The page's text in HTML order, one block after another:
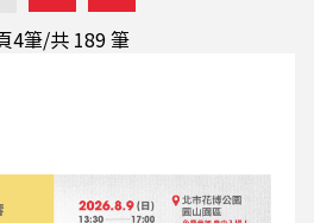
4筆/共 189筆